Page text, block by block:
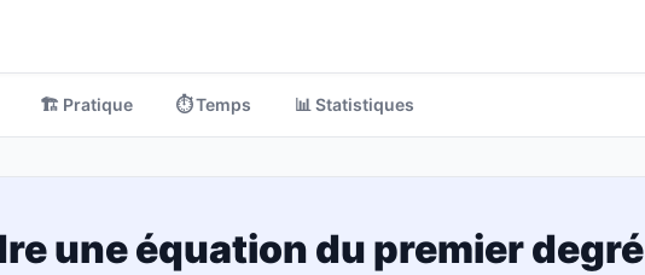
🏗️ Pratique ⏱️ Temps 📊 Statistiques
une équation du premier degré